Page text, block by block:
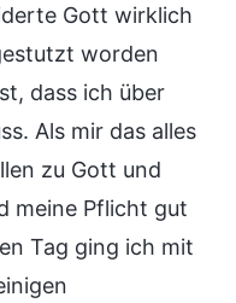
Gott wirklich
worden
dass ich über
Als mir das alles
zu Gott und
meine Pflicht gut
Tag ging ich mit